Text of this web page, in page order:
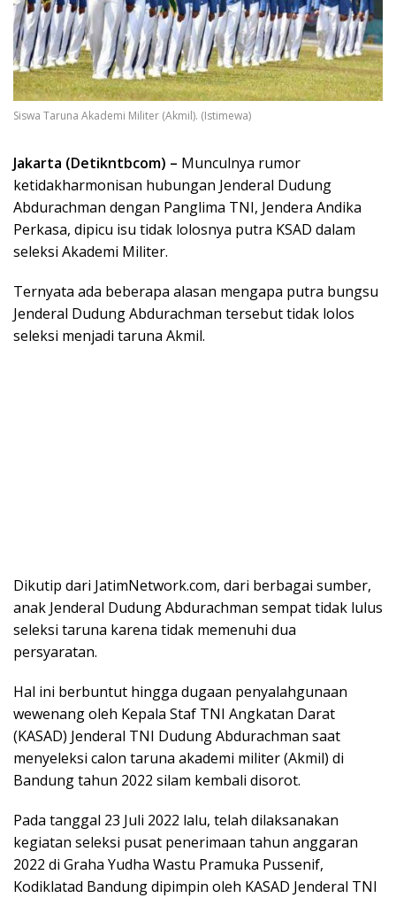
Siswa Taruna Akademi Militer (Akmil). (Istimewa)
Jakarta (Detikntbcom) – Munculnya rumor
ketidakharmonisan hubungan Jenderal Dudung
Abdurachman dengan Panglima TNI, Jendera Andika
Perkasa, dipicu isu tidak lolosnya putra KSAD dalam
seleksi Akademi Militer.
Ternyata ada beberapa alasan mengapa putra bungsu
Jenderal Dudung Abdurachman tersebut tidak lolos
seleksi menjadi taruna Akmil.
Dikutip dari JatimNetwork.com, dari berbagai sumber,
anak Jenderal Dudung Abdurachman sempat tidak lulus
seleksi taruna karena tidak memenuhi dua
persyaratan.
Hal ini berbuntut hingga dugaan penyalahgunaan
wewenang oleh Kepala Staf TNI Angkatan Darat
(KASAD) Jenderal TNI Dudung Abdurachman saat
menyeleksi calon taruna akademi militer (Akmil) di
Bandung tahun 2022 silam kembali disorot.
Pada tanggal 23 Juli 2022 lalu, telah dilaksanakan
kegiatan seleksi pusat penerimaan tahun anggaran
2022 di Graha Yudha Wastu Pramuka Pussenif,
Kodiklatad Bandung dipimpin oleh KASAD Jenderal TNI